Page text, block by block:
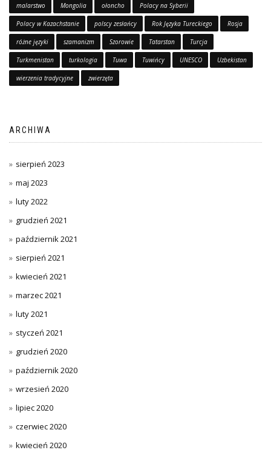
malarstwo Mongolia ołoncho Polacy na Syberii
Polacy w Kazachstanie polscy zesłańcy Rok Języka Tureckiego Rosja
różne języki szamanizm Szorowie Tatarstan Turcja
Turkmenistan turkologia Tuwa Tuwińcy UNESCO Uzbekistan
wierzenia tradycyjne zwierzęta
ARCHIWA
sierpień 2023
maj 2023
luty 2022
grudzień 2021
październik 2021
sierpień 2021
kwiecień 2021
marzec 2021
luty 2021
styczeń 2021
grudzień 2020
październik 2020
wrzesień 2020
lipiec 2020
czerwiec 2020
kwiecień 2020